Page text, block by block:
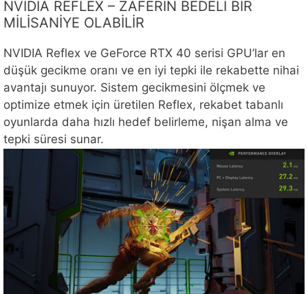
NVIDIA REFLEX – ZAFERİN BEDELİ BİR
MİLİSANİYE OLABİLİR
NVIDIA Reflex ve GeForce RTX 40 serisi GPU’lar en
düşük gecikme oranı ve en iyi tepki ile rekabette nihai
avantajı sunuyor. Sistem gecikmesini ölçmek ve
optimize etmek için üretilen Reflex, rekabet tabanlı
oyunlarda daha hızlı hedef belirleme, nişan alma ve
tepki süresi sunar.